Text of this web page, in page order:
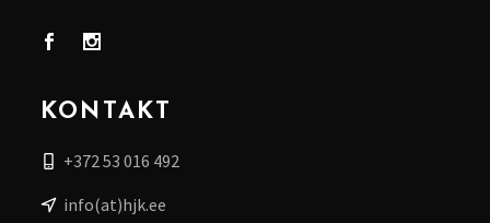
KONTAKT
+372 53 016 492
info(at)hjk.ee